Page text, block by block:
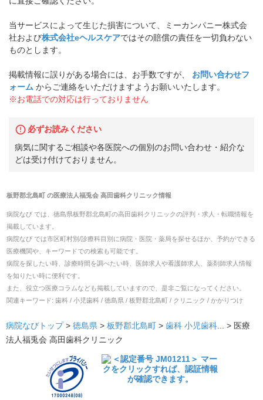
当サービスによって生じた損害について、ミーカンパニー株式会
社および株式会社eヘルスケアではその賠償の責任を一切負わない
ものとします。
掲載情報に誤りがある場合には、お手数ですが、
お問い合わせフ
ォーム からご連絡をいただけますようお願いいたします。
※お電話での対応は行っておりません
必ずお読みください
病気に関するご相談や各医院への個別のお問い合わせ・紹介な
どは受け付けておりません。
板野郡北島町の医療法人福兎会 高田歯科クリニック情報
病院なび では、 徳島県板野郡北島町の高田歯科クリニックの評判・求人・転職情報を
掲載しています。
病院なび では市区町村別/診療科目別に病院・医院・薬局を探せるほか、予約ができる
医療機関や、キーワードでの検索も可能です。
病院を探したい時、診療時間を調べたい時、医師求人や看護師求人、薬剤師求人情報
を知りたい時に便利です。
また、役立つ医療コラムなども掲載していますので、是非ご覧になってください。
関連キーワード: 歯科 / 小児歯科 / 徳島県 / 板野郡北島町 / クリニック / かかりつけ
病院なびトップ> 徳島県 > 板野郡北島町 > 歯科 小児歯科 ... > 医療
法人福兎会 高田歯科クリニック